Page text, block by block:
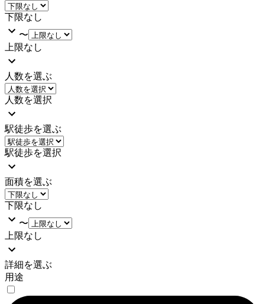
下限なし
〜
上限なし
人数を選ぶ
人数を選択
駅徒歩を選ぶ
駅徒歩を選択
面積を選ぶ
下限なし
〜
上限なし
詳細を選ぶ
用途